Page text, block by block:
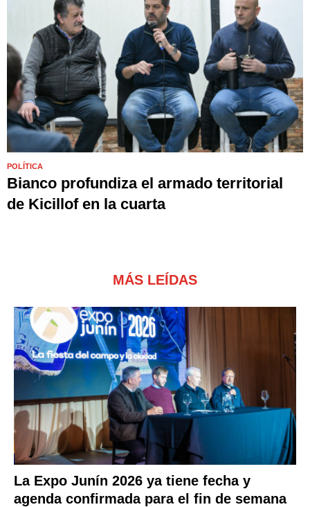
POLÍTICA
Bianco profundiza el armado territorial
de Kicillof en la cuarta
MÁS LEÍDAS
La Expo Junín 2026 ya tiene fecha y
agenda confirmada para el fin de semana